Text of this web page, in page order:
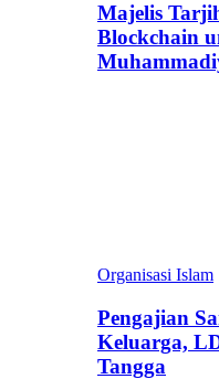
Majelis
Blockchain
Organisasi Islam
Pengajian
Keluarga,
Tangga